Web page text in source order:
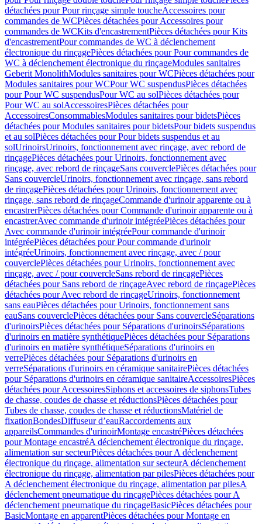
détachées pour Pour rinçage simple toucheAccessoires pour
commandes de WCPièces détachées pour Accessoires pour
commandes de WCKits d'encastrementPièces détachées pour Kits
d'encastrementPour commandes de WC à déclenchement
électronique du rinçagePièces détachées pour Pour commandes de
WC à déclenchement électronique du rinçageModules sanitaires
Geberit MonolithModules sanitaires pour WCPièces détachées pour
Modules sanitaires pour WCPour WC suspendusPièces détachées
pour Pour WC suspendusPour WC au solPièces détachées pour
Pour WC au solAccessoiresPièces détachées pour
AccessoiresConsommablesModules sanitaires pour bidetsPièces
détachées pour Modules sanitaires pour bidetsPour bidets suspendus
et au solPièces détachées pour Pour bidets suspendus et au
solUrinoirsUrinoirs, fonctionnement avec rinçage, avec rebord de
rinçagePièces détachées pour Urinoirs, fonctionnement avec
rinçage, avec rebord de rinçageSans couverclePièces détachées pour
Sans couvercleUrinoirs, fonctionnement avec rinçage, sans rebord
de rinçagePièces détachées pour Urinoirs, fonctionnement avec
rinçage, sans rebord de rinçageCommande d'urinoir apparente ou à
encastrerPièces détachées pour Commande d'urinoir apparente ou à
encastrerAvec commande d'urinoir intégréePièces détachées pour
Avec commande d'urinoir intégréePour commande d'urinoir
intégréePièces détachées pour Pour commande d'urinoir
intégréeUrinoirs, fonctionnement avec rinçage, avec / pour
couverclePièces détachées pour Urinoirs, fonctionnement avec
rinçage, avec / pour couvercleSans rebord de rinçagePièces
détachées pour Sans rebord de rinçageAvec rebord de rinçagePièces
détachées pour Avec rebord de rinçageUrinoirs, fonctionnement
sans eauPièces détachées pour Urinoirs, fonctionnement sans
eauSans couverclePièces détachées pour Sans couvercleSéparations
d'urinoirsPièces détachées pour Séparations d'urinoirsSéparations
d'urinoirs en matière synthétiquePièces détachées pour Séparations
d'urinoirs en matière synthétiqueSéparations d'urinoirs en
verrePièces détachées pour Séparations d'urinoirs en
verreSéparations d'urinoirs en céramique sanitairePièces détachées
pour Séparations d'urinoirs en céramique sanitaireAccessoiresPièces
détachées pour AccessoiresSiphons et accessoires de siphonsTubes
de chasse, coudes de chasse et réductionsPièces détachées pour
Tubes de chasse, coudes de chasse et réductionsMatériel de
fixationBondesDiffuseur d’eauRaccordements aux
appareilsCommandes d'urinoirMontage encastréPièces détachées
pour Montage encastréA déclenchement électronique du rinçage,
alimentation sur secteurPièces détachées pour A déclenchement
électronique du rinçage, alimentation sur secteurA déclenchement
électronique du rinçage, alimentation par pilesPièces détachées pour
A déclenchement électronique du rinçage, alimentation par pilesA
déclenchement pneumatique du rinçagePièces détachées pour A
déclenchement pneumatique du rinçageBasicPièces détachées pour
BasicMontage en apparentPièces détachées pour Montage en